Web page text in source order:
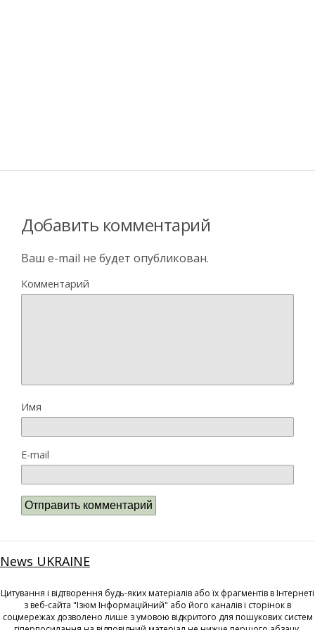
Добавить комментарий
Ваш e-mail не будет опубликован.
Комментарий
Имя
E-mail
News UKRAINE
Цитування і відтворення будь-яких матеріалів або їх фрагментів в Інтернеті
з веб-сайта "Ізюм Інформаційний" або його каналів і сторінок в
соцмережах дозволено лише з умовою відкритого для пошукових систем